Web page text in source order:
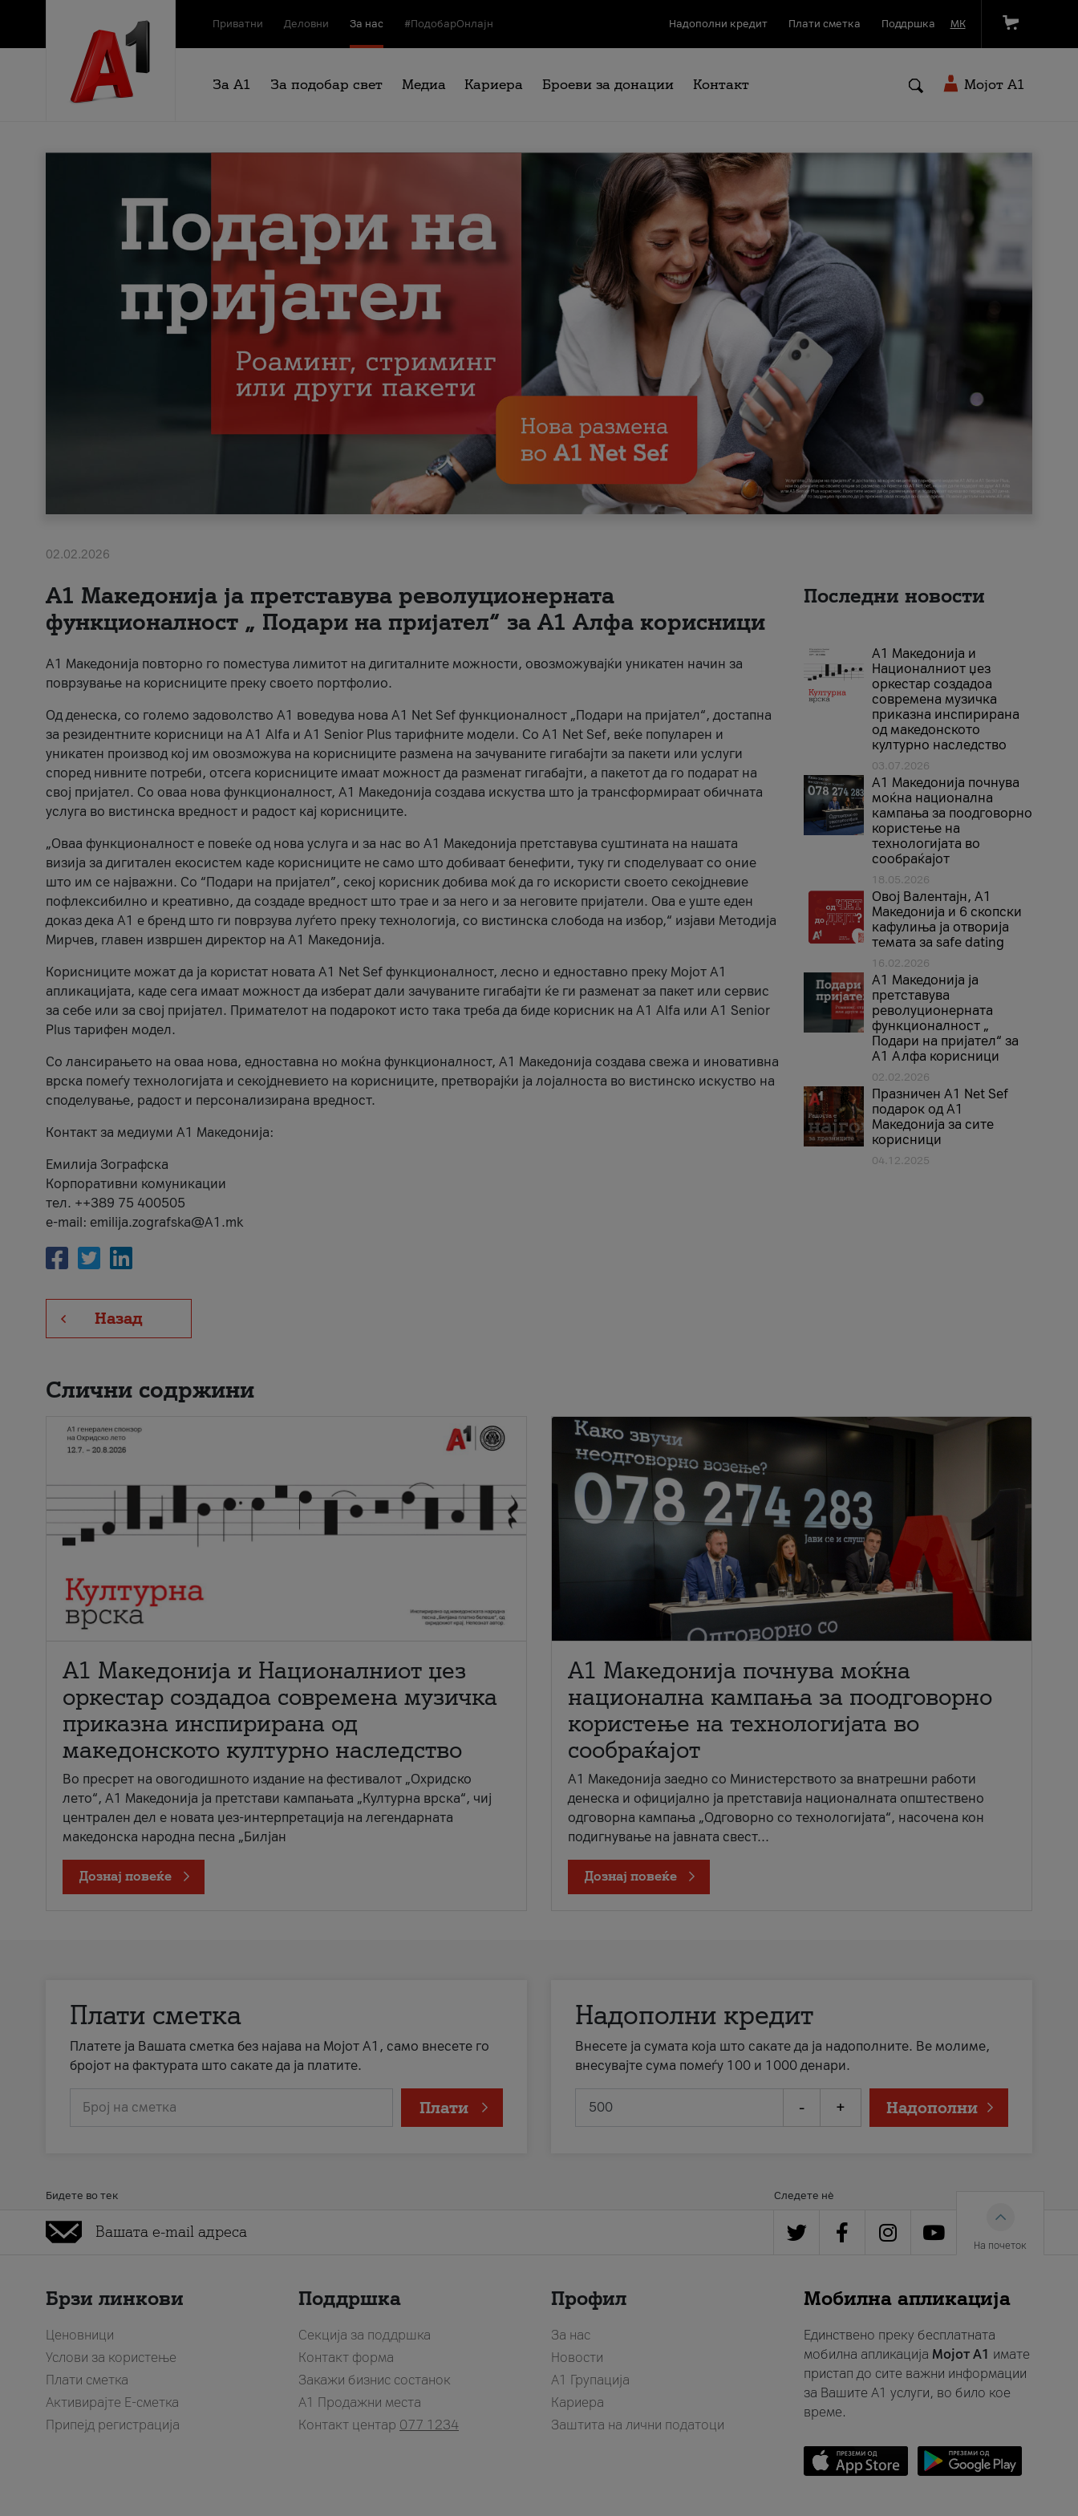
Приватни Деловни За нас #ПодобарОнлајн Надополни кредит Плати сметка Поддршка МК
За А1 За подобар свет Медиа Кариера Броеви за донации Контакт Мојот A1
02.02.2026
А1 Македонија ја претставува револуционерната
функционалност „ Подари на пријател“ за А1 Алфа корисници
А1 Македонија повторно го поместува лимитот на дигиталните можности, овозможувајќи уникатен начин за
поврзување на корисниците преку своето портфолио.
Од денеска, со големо задоволство А1 воведува нова A1 Net Sef функционалност „Подари на пријател“, достапна
за резидентните корисници на А1 Alfa и A1 Senior Plus тарифните модели. Со A1 Net Sef, веќе популарен и
уникатен производ кој им овозможува на корисниците размена на зачуваните гигабајти за пакети или услуги
според нивните потреби, отсега корисниците имаат можност да разменат гигабајти, а пакетот да го подарат на
свој пријател. Со оваа нова функционалност, А1 Македонија создава искуства што ја трансформираат обичната
услуга во вистинска вредност и радост кај корисниците.
„Оваа функционалност е повеќе од нова услуга и за нас во А1 Македонија претставува суштината на нашата
визија за дигитален екосистем каде корисниците не само што добиваат бенефити, туку ги споделуваат со оние
што им се најважни. Со “Подари на пријател”, секој корисник добива моќ да го искористи своето секојдневие
пофлексибилно и креативно, да создаде вредност што трае и за него и за неговите пријатели. Ова е уште еден
доказ дека А1 е бренд што ги поврзува луѓето преку технологија, со вистинска слобода на избор,“ изјави Методија
Мирчев, главен извршен директор на А1 Македонија.
Корисниците можат да ја користат новата А1 Net Sef функционалност, лесно и едноставно преку Мојот А1
апликацијата, каде сега имаат можност да изберат дали зачуваните гигабајти ќе ги разменат за пакет или сервис
за себе или за свој пријател. Примателот на подарокот исто така треба да биде корисник на А1 Alfa или A1 Senior
Plus тарифен модел.
Со лансирањето на оваа нова, едноставна но моќна функционалност, А1 Македонија создава свежа и иновативна
врска помеѓу технологијата и секојдневието на корисниците, претворајќи ја лојалноста во вистинско искуство на
споделување, радост и персонализирана вредност.
Контакт за медиуми А1 Македонија:
Емилија Зографска
Корпоративни комуникации
тел. ++389 75 400505
e-mail: emilija.zografska@A1.mk
Назад
Последни новости
А1 Македонија и
Националниот џез
оркестар создадоа
современа музичка
приказна инспирирана
од македонското
културно наследство
03.07.2026
A1 Македонија почнува
моќна национална
кампања за поодговорно
користење на
технологијата во
сообраќајот
18.05.2026
Овој Валентајн, A1
Македонија и 6 скопски
кафулиња ја отворија
темата за safe dating
16.02.2026
А1 Македонија ја
претставува
револуционерната
функционалност „
Подари на пријател“ за
А1 Алфа корисници
02.02.2026
Празничен A1 Net Sеf
подарок од А1
Македонија за сите
корисници
04.12.2025
Слични содржини
А1 Македонија и Националниот џез
оркестар создадоа современа музичка
приказна инспирирана од
македонското културно наследство
Во пресрет на овогодишното издание на фестивалот „Охридско
лето“, А1 Македонија ја претстави кампањата „Културна врска“, чиј
централен дел е новата џез-интерпретација на легендарната
македонска народна песна „Билјан
Дознај повеќе
A1 Македонија почнува моќна
национална кампања за поодговорно
користење на технологијата во
сообраќајот
A1 Македонија заедно со Министерството за внатрешни работи
денеска и официјално ја претставија националната општествено
одговорна кампања „Одговорно со технологијата“, насочена кон
подигнување на јавната свест...
Дознај повеќе
Плати сметка
Платете ја Вашата сметка без најава на Мојот А1, само внесете го
бројот на фактурата што сакате да ја платите.
Број на сметка Плати
Надополни кредит
Внесете ја сумата која што сакате да ја надополните. Ве молиме,
внесувајте сума помеѓу 100 и 1000 денари.
- + Надополни
Бидете во тек Следете нè
На почеток
Брзи линкови
Ценовници
Услови за користење
Плати сметка
Активирајте Е-сметка
Припејд регистрација
Поддршка
Секција за поддршка
Контакт форма
Закажи бизнис состанок
A1 Продажни места
Контакт центар 077 1234
Профил
За нас
Новости
А1 Групација
Кариера
Заштита на лични податоци
Мобилна апликација
Единствено преку бесплатната
мобилна апликација Мојот A1 имате
пристап до сите важни информации
за Вашите A1 услуги, во било кое
време.